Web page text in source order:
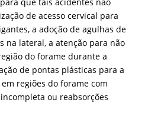
que tais acidentes não
de acesso cervical para
a adoção de agulhas de
na lateral, a atenção para não
do forame durante a
de pontas plásticas para a
regiões do forame com
ou reabsorções